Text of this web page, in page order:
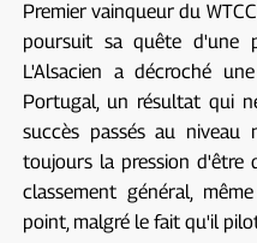
Premier vainqueur du
poursuit sa quête d'une
L'Alsacien a décroché
Portugal, un résultat qui
succès passés au niveau
toujours la pression d'être
classement général,
point, malgré le fait qu'il